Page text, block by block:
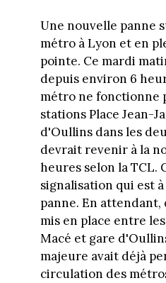
Une nouvelle panne
métro à Lyon et en
pointe. Ce mardi
depuis environ 6
métro ne fonctionne
stations Place Jean-
d'Oullins dans les
devrait revenir à la
heures selon la TCL.
signalisation qui est
panne. En attendant,
mis en place entre
Macé et gare
majeure avait déjà
circulation des